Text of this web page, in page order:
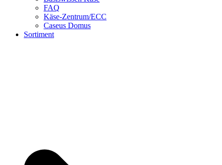
FAQ
Käse-Zentrum/ECC
Caseus Domus
Sortiment